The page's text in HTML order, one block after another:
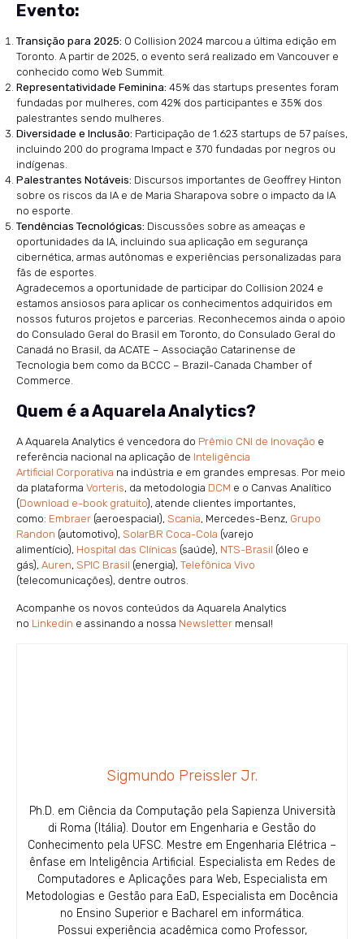
Evento:
Transição para 2025: O Collision 2024 marcou a última edição em
Toronto. A partir de 2025, o evento será realizado em Vancouver e
conhecido como Web Summit.
Representatividade Feminina: 45% das startups presentes foram
fundadas por mulheres, com 42% dos participantes e 35% dos
palestrantes sendo mulheres.
Diversidade e Inclusão: Participação de 1.623 startups de 57 países,
incluindo 200 do programa Impact e 370 fundadas por negros ou
indígenas.
Palestrantes Notáveis: Discursos importantes de Geoffrey Hinton
sobre os riscos da IA e de Maria Sharapova sobre o impacto da IA
no esporte.
Tendências Tecnológicas: Discussões sobre as ameaças e
oportunidades da IA, incluindo sua aplicação em segurança
cibernética, armas autônomas e experiências personalizadas para
fãs de esportes.
Agradecemos a oportunidade de participar do Collision 2024 e
estamos ansiosos para aplicar os conhecimentos adquiridos em
nossos futuros projetos e parcerias. Reconhecemos ainda o apoio
do Consulado Geral do Brasil em Toronto, do Consulado Geral do
Canadá no Brasil, da ACATE – Associação Catarinense de
Tecnologia bem como da BCCC – Brazil-Canada Chamber of
Commerce.
Quem é a Aquarela Analytics?
A Aquarela Analytics é vencedora do Prêmio CNI de Inovação e
referência nacional na aplicação de Inteligência
Artificial Corporativa na indústria e em grandes empresas. Por meio
da plataforma Vorteris, da metodologia DCM e o Canvas Analítico
(Download e-book gratuito), atende clientes importantes,
como: Embraer (aeroespacial), Scania, Mercedes-Benz, Grupo
Randon (automotivo), SolarBR Coca-Cola (varejo
alimentício), Hospital das Clínicas (saúde), NTS-Brasil (óleo e
gás), Auren, SPIC Brasil (energia), Telefônica Vivo
(telecomunicações), dentre outros.
Acompanhe os novos conteúdos da Aquarela Analytics
no Linkedin e assinando a nossa Newsletter mensal!
Sigmundo Preissler Jr.
Ph.D. em Ciência da Computação pela Sapienza Università
di Roma (Itália). Doutor em Engenharia e Gestão do
Conhecimento pela UFSC. Mestre em Engenharia Elétrica –
ênfase em Inteligência Artificial. Especialista em Redes de
Computadores e Aplicações para Web, Especialista em
Metodologias e Gestão para EaD, Especialista em Docência
no Ensino Superior e Bacharel em informática.
Possui experiência acadêmica como Professor,